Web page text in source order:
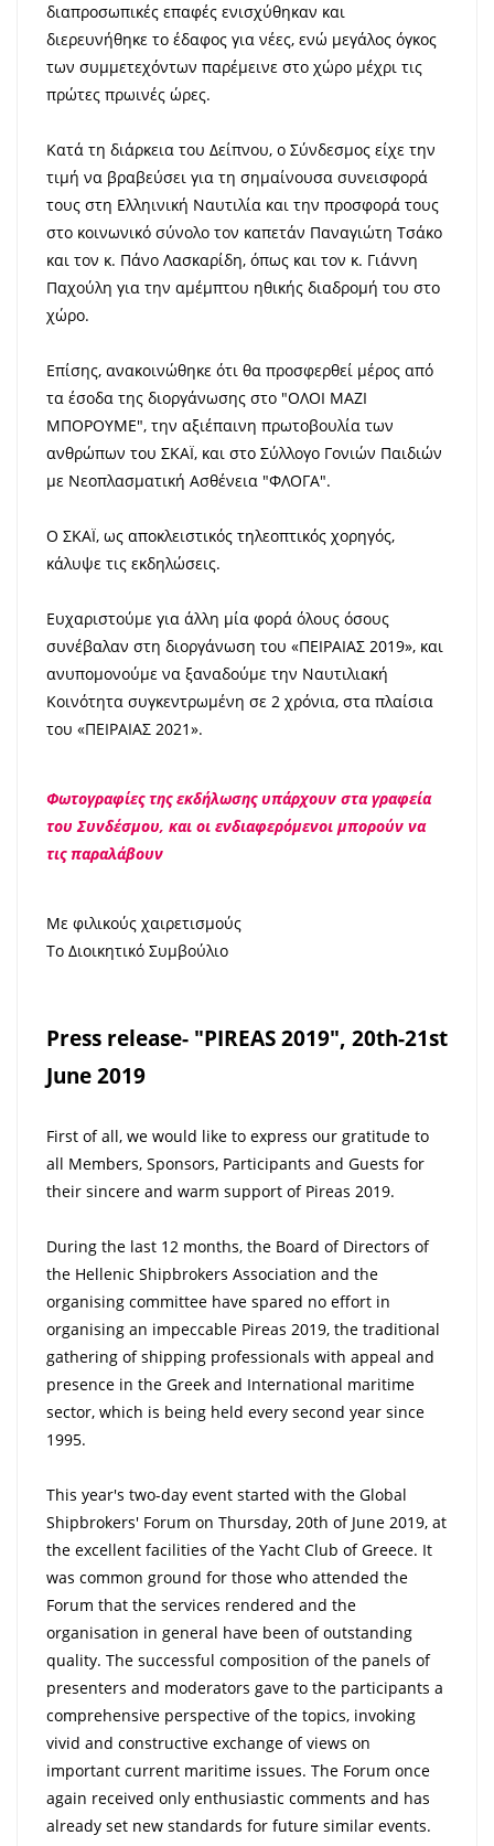
διαπροσωπικές επαφές ενισχύθηκαν και
διερευνήθηκε το έδαφος για νέες, ενώ μεγάλος όγκος
των συμμετεχόντων παρέμεινε στο χώρο μέχρι τις
πρώτες πρωινές ώρες.
Κατά τη διάρκεια του Δείπνου, ο Σύνδεσμος είχε την
τιμή να βραβεύσει για τη σημαίνουσα συνεισφορά
τους στη Ελληινική Ναυτιλία και την προσφορά τους
στο κοινωνικό σύνολο τον καπετάν Παναγιώτη Τσάκο
και τον κ. Πάνο Λασκαρίδη, όπως και τον κ. Γιάννη
Παχούλη για την αμέμπτου ηθικής διαδρομή του στο
χώρο.
Επίσης, ανακοινώθηκε ότι θα προσφερθεί μέρος από
τα έσοδα της διοργάνωσης στο "ΟΛΟΙ ΜΑΖΙ
ΜΠΟΡΟΥΜΕ", την αξιέπαινη πρωτοβουλία των
ανθρώπων του ΣΚΑΪ, και στο Σύλλογο Γονιών Παιδιών
με Νεοπλασματική Ασθένεια "ΦΛΟΓΑ".
Ο ΣΚΑΪ, ως αποκλειστικός τηλεοπτικός χορηγός,
κάλυψε τις εκδηλώσεις.
Ευχαριστούμε για άλλη μία φορά όλους όσους
συνέβαλαν στη διοργάνωση του «ΠΕΙΡΑΙΑΣ 2019», και
ανυπομονούμε να ξαναδούμε την Ναυτιλιακή
Κοινότητα συγκεντρωμένη σε 2 χρόνια, στα πλαίσια
του «ΠΕΙΡΑΙΑΣ 2021».
Φωτογραφίες της εκδήλωσης υπάρχουν στα γραφεία
του Συνδέσμου, και οι ενδιαφερόμενοι μπορούν να
τις παραλάβουν
Με φιλικούς χαιρετισμούς
Το Διοικητικό Συμβούλιο
Press release- "PIREAS 2019", 20th-21st
June 2019
First of all, we would like to express our gratitude to
all Members, Sponsors, Participants and Guests for
their sincere and warm support of Pireas 2019.
During the last 12 months, the Board of Directors of
the Hellenic Shipbrokers Association and the
organising committee have spared no effort in
organising an impeccable Pireas 2019, the traditional
gathering of shipping professionals with appeal and
presence in the Greek and International maritime
sector, which is being held every second year since
1995.
This year's two-day event started with the Global
Shipbrokers' Forum on Thursday, 20th of June 2019, at
the excellent facilities of the Yacht Club of Greece. It
was common ground for those who attended the
Forum that the services rendered and the
organisation in general have been of outstanding
quality. The successful composition of the panels of
presenters and moderators gave to the participants a
comprehensive perspective of the topics, invoking
vivid and constructive exchange of views on
important current maritime issues. The Forum once
again received only enthusiastic comments and has
already set new standards for future similar events.